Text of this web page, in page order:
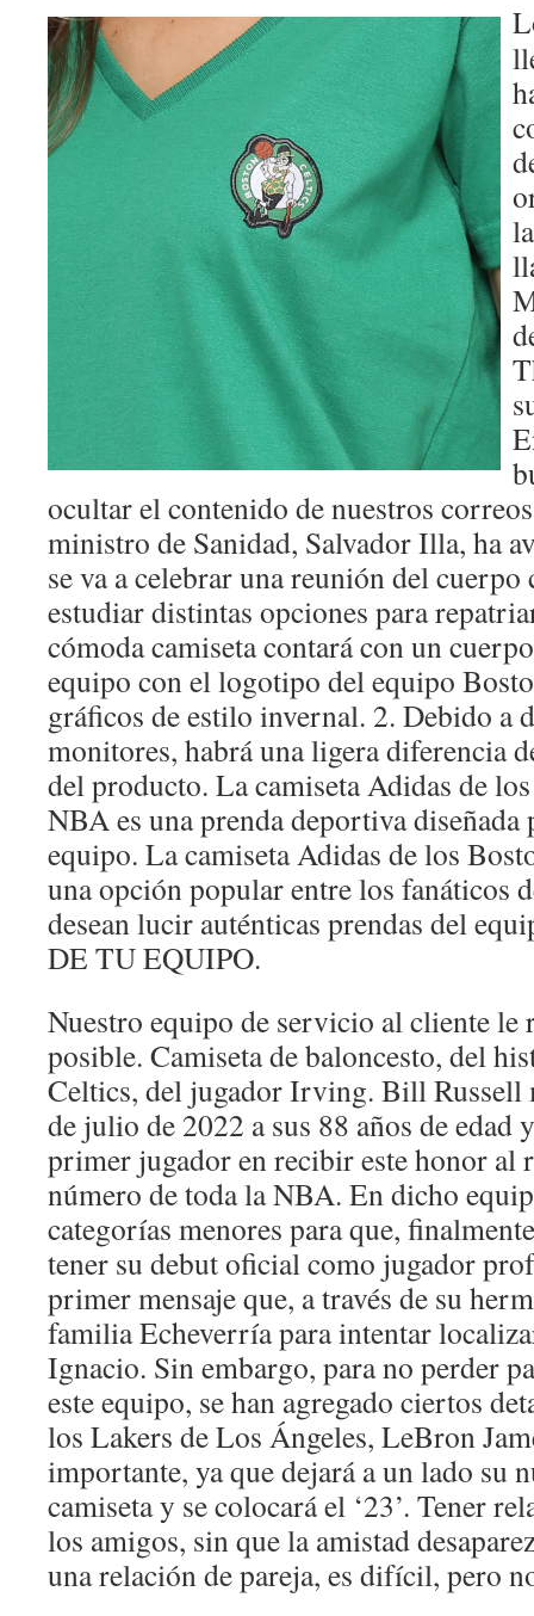
ocultar el contenido de nuestros
ministro de Sanidad, Salvador Illa, ha
se va a celebrar una reunión del
estudiar distintas opciones para
cómoda camiseta contará con un
equipo con el logotipo del equipo
gráficos de estilo invernal. 2. Debido a
monitores, habrá una ligera diferencia
del producto. La camiseta Adidas de
NBA es una prenda deportiva diseñada
equipo. La camiseta Adidas de los
una opción popular entre los fanáticos
desean lucir auténticas prendas del
DE TU EQUIPO.
Nuestro equipo de servicio al cliente le
posible. Camiseta de baloncesto, del
Celtics, del jugador Irving. Bill
de julio de 2022 a sus 88 años de edad
primer jugador en recibir este honor al
número de toda la NBA. En dicho
categorías menores para que,
tener su debut oficial como jugador
primer mensaje que, a través de su
familia Echeverría para intentar
Ignacio. Sin embargo, para no perder
este equipo, se han agregado ciertos
los Lakers de Los Ángeles, LeBron
importante, ya que dejará a un lado su
camiseta y se colocará el ‘23’. Tener
los amigos, sin que la amistad
una relación de pareja, es difícil, pero